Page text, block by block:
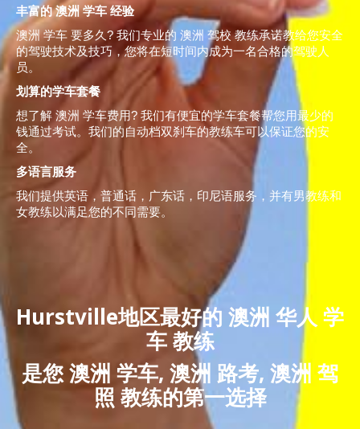
丰富的 澳洲 学车 经验
澳洲 学车 要多久? 我们专业的 澳洲 驾校 教练承诺教给您安全
的驾驶技术及技巧，您将在短时间内成为一名合格的驾驶人
员。
划算的学车套餐
想了解 澳洲 学车费用? 我们有便宜的学车套餐帮您用最少的
钱通过考试。我们的自动档双刹车的教练车可以保证您的安
全。
多语言服务
我们提供英语，普通话，广东话，印尼语服务，并有男教练和
女教练以满足您的不同需要。
Hurstville地区最好的 澳洲 华人 学
车 教练
是您 澳洲 学车, 澳洲 路考, 澳洲 驾
照 教练的第一选择